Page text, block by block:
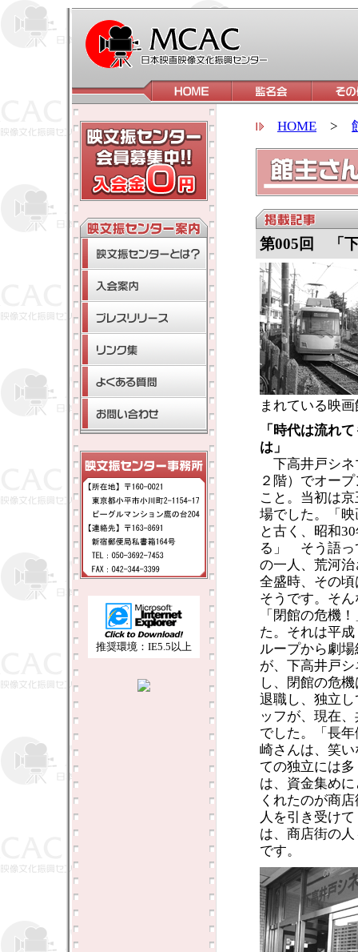
推奨環境：IE5.5以上
HOME >
第005回 「
まれている映
「時代は流れ
は」
下高井戸シネ
２階）でオー
こと。当初は
場でした。「
と古く、昭和
る」 そう語っ
の一人、荒河
全盛時、その
そうです。そ
「閉館の危機
た。それは平
ループから劇
が、下高井戸
し、閉館の危
退職し、独立
ッフが、現在
でした。「長
崎さんは、笑
ての独立には
は、資金集め
くれたのが商
人を引き受け
は、商店街の
です。